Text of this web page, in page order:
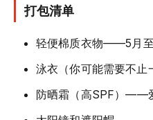
打包清单
轻便棉质衣物——5月
泳衣（你可能需要不止
防晒霜（高SPF）——